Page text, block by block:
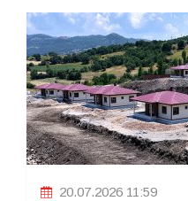
20.07.2026 11:59